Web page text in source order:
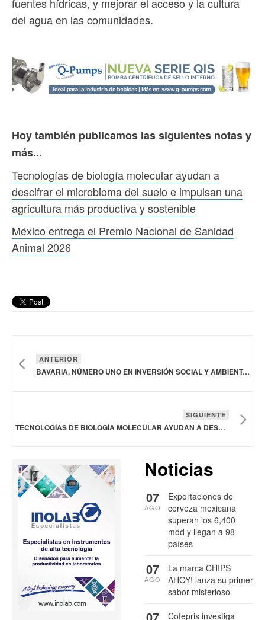
fuentes hídricas, y mejorar el acceso y la cultura
del agua en las comunidades.
Hoy también publicamos las siguientes notas y
más...
Tecnologías de biología molecular ayudan a
descifrar el microbioma del suelo e impulsan una
agricultura más productiva y sostenible
México entrega el Premio Nacional de Sanidad
Animal 2026
ANTERIOR
BAVARIA, NÚMERO UNO EN INVERSIÓN SOCIAL Y AMBIENTAL EN COLOMBIA: ÍNDICE DE INVERSIÓN SOCIAL PRIVADA
SIGUIENTE
TECNOLOGÍAS DE BIOLOGÍA MOLECULAR AYUDAN A DESCIFRAR EL MICROBIOMA DEL SUELO E IMPULSAN UNA AGRICULTURA MÁS PRODUCTIVA Y SOSTENIBLE
Noticias
Exportaciones de
cerveza mexicana
superan los 6,400
mdd y llegan a 98
países
07
AGO
La marca CHIPS
AHOY! lanza su primer
sabor misterioso
07
AGO
Cofepris investiga